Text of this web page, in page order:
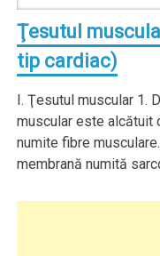
Ţesutul
tip cardiac)
I. Ţesutul muscular 1.
muscular este alcătuit
numite fibre
membrană numită